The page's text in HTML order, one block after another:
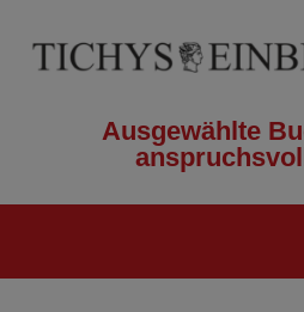
Ausgewählte